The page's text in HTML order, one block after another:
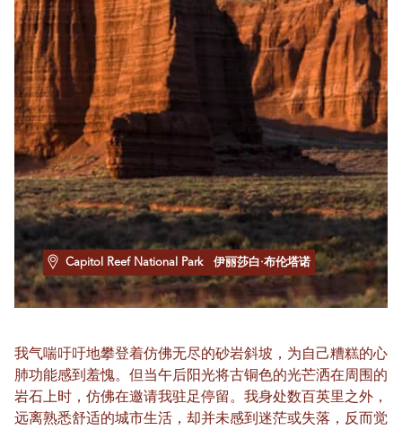
Capitol Reef National Park 伊丽莎白·布伦塔诺
我气喘吁吁地攀登着仿佛无尽的砂岩斜坡，为自己糟糕的心
肺功能感到羞愧。但当午后阳光将古铜色的光芒洒在周围的
岩石上时，仿佛在邀请我驻足停留。我身处数百英里之外，
远离熟悉舒适的城市生活，却并未感到迷茫或失落，反而觉